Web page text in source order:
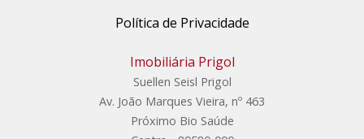
Política de Privacidade
Imobiliária Prigol
Suellen Seisl Prigol
Av. João Marques Vieira, nº 463
Próximo Bio Saúde